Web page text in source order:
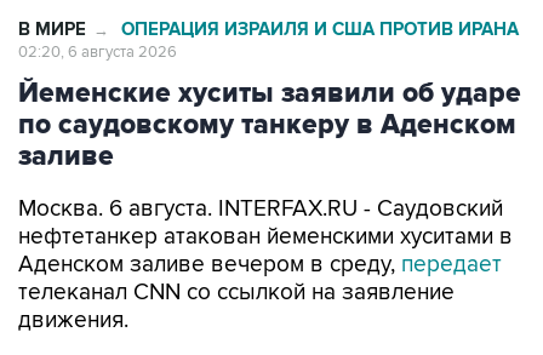
В МИРЕ → ОПЕРАЦИЯ ИЗРАИЛЯ И США ПРОТИВ ИРАНА
02:20, 6 августа 2026
Йеменские хуситы заявили об ударе
по саудовскому танкеру в Аденском
заливе
Москва. 6 августа. INTERFAX.RU - Саудовский
нефтетанкер атакован йеменскими хуситами в
Аденском заливе вечером в среду, передает
телеканал CNN со ссылкой на заявление
движения.